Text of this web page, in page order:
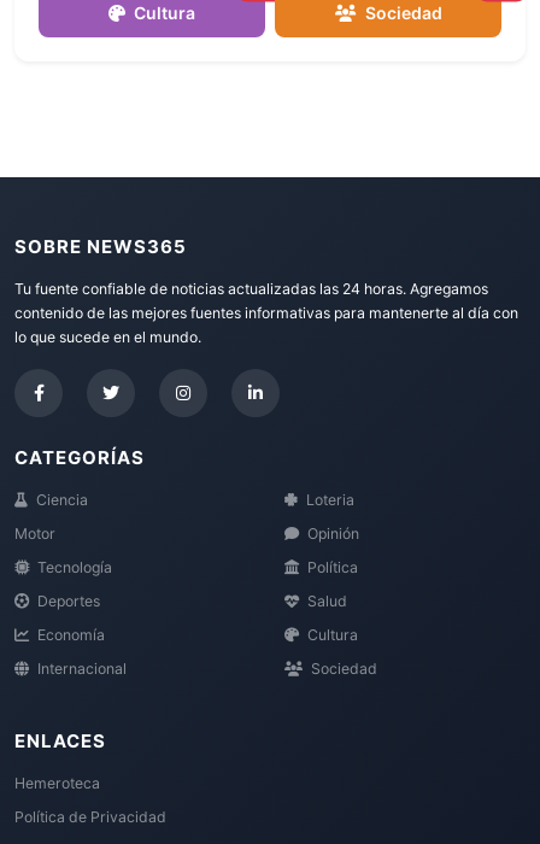
Cultura Sociedad
SOBRE NEWS365
Tu fuente confiable de noticias actualizadas las 24 horas. Agregamos
contenido de las mejores fuentes informativas para mantenerte al día con
lo que sucede en el mundo.
CATEGORÍAS
Ciencia
Motor
Tecnología
Deportes
Economía
Internacional
Loteria
Opinión
Política
Salud
Cultura
Sociedad
ENLACES
Hemeroteca
Política de Privacidad